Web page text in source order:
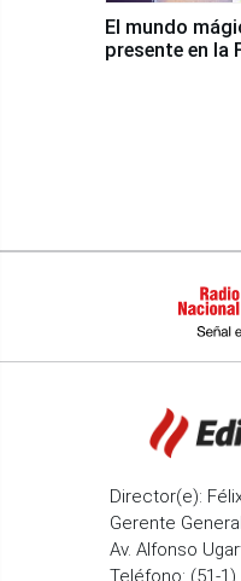
El mundo
presente en la
Director(e):
Gerente
Av. Alfonso
Teléfono: (51-1)